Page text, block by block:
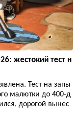
жестокий тест н
Тест на запы
малютки до 400-д
дорогой вынес